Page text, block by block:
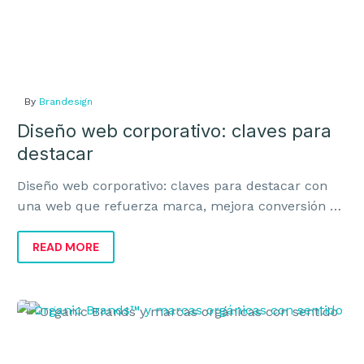
By Brandesign
Diseño web corporativo: claves para
destacar
Diseño web corporativo: claves para destacar con
una web que refuerza marca, mejora conversión y
READ MORE
Organic